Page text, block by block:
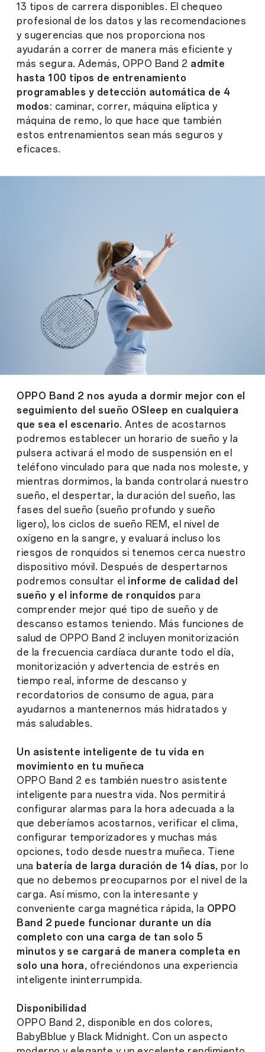
13 tipos de carrera disponibles. El chequeo
profesional de los datos y las recomendaciones
y sugerencias que nos proporciona nos
ayudarán a correr de manera más eficiente y
más segura. Además, OPPO Band 2 admite
hasta 100 tipos de entrenamiento
programables y detección automática de 4
modos: caminar, correr, máquina elíptica y
máquina de remo, lo que hace que también
estos entrenamientos sean más seguros y
eficaces.
OPPO Band 2 nos ayuda a dormir mejor con el
seguimiento del sueño OSleep en cualquiera
que sea el escenario. Antes de acostarnos
podremos establecer un horario de sueño y la
pulsera activará el modo de suspensión en el
teléfono vinculado para que nada nos moleste, y
mientras dormimos, la banda controlará nuestro
sueño, el despertar, la duración del sueño, las
fases del sueño (sueño profundo y sueño
ligero), los ciclos de sueño REM, el nivel de
oxígeno en la sangre, y evaluará incluso los
riesgos de ronquidos si tenemos cerca nuestro
dispositivo móvil. Después de despertarnos
podremos consultar el informe de calidad del
sueño y el informe de ronquidos para
comprender mejor qué tipo de sueño y de
descanso estamos teniendo. Más funciones de
salud de OPPO Band 2 incluyen monitorización
de la frecuencia cardíaca durante todo el día,
monitorización y advertencia de estrés en
tiempo real, informe de descanso y
recordatorios de consumo de agua, para
ayudarnos a mantenernos más hidratados y
más saludables.
Un asistente inteligente de tu vida en
movimiento en tu muñeca
OPPO Band 2 es también nuestro asistente
inteligente para nuestra vida. Nos permitirá
configurar alarmas para la hora adecuada a la
que deberíamos acostarnos, verificar el clima,
configurar temporizadores y muchas más
opciones, todo desde nuestra muñeca. Tiene
una batería de larga duración de 14 días, por lo
que no debemos preocuparnos por el nivel de la
carga. Así mismo, con la interesante y
conveniente carga magnética rápida, la OPPO
Band 2 puede funcionar durante un día
completo con una carga de tan solo 5
minutos y se cargará de manera completa en
solo una hora, ofreciéndonos una experiencia
inteligente ininterrumpida.
Disponibilidad
OPPO Band 2, disponible en dos colores,
BabyBblue y Black Midnight. Con un aspecto